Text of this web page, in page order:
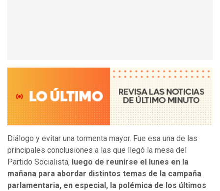
Diálogo y evitar una tormenta mayor. Fue esa una de las
principales conclusiones a las que llegó la mesa del
Partido Socialista, luego de reunirse el lunes en la
mañana para abordar distintos temas de la campaña
parlamentaria, en especial, la polémica de los últimos